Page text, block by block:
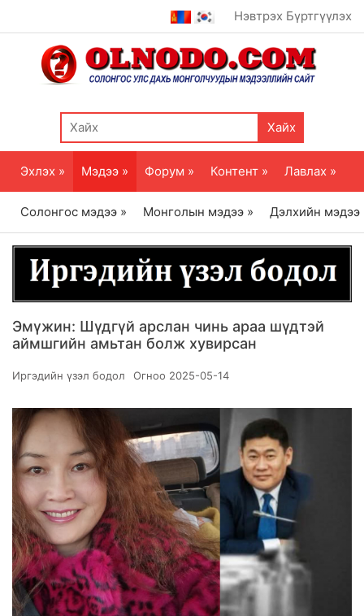
Нэвтрэх Бүртгүүлэх
Хайх
Эхлэх » Мэдээ » Форум » Контент » Лавлах »
Солонгос мэдээ » Монголын мэдээ » Дэлхийн мэдээ
Эмүжин: Шүдгүй арслан чинь араа шүдтэй
аймшгийн амьтан болж хувирсан
Иргэдийн үзэл бодол Огноо 2025-05-14